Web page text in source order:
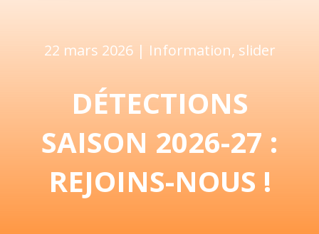
22 mars 2026 | Information, slider
DÉTECTIONS
SAISON 2026-27 :
REJOINS-NOUS !